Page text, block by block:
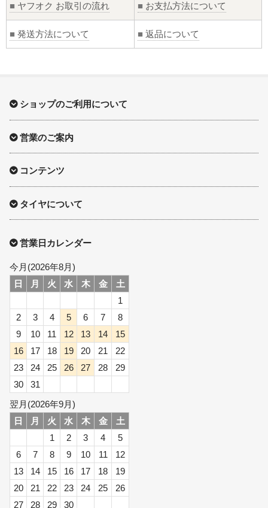
■ ヤフオク お取引の流れ ■ お支払方法について
■ 発送方法について ■ 返品について
ショップのご利用について
営業のご案内
コンテンツ
タイヤについて
営業日カレンダー
今月(2026年8月)
日
月 火 水 木 金
土
1
2
3 4 5 6 7
8
9
10 11 12 13 14
15
16
17 18 19 20 21
22
23
24 25 26 27 28
29
30
31
翌月(2026年9月)
日
月 火 水 木 金
土
1
2 3 4
5
6
7 8 9 10 11
12
13
14 15 16 17 18
19
20
21 22 23 24 25
26
27
28 29 30